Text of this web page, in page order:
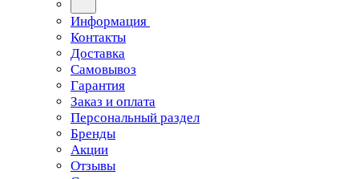
Информация
Контакты
Доставка
Самовывоз
Гарантия
Заказ и оплата
Персональный раздел
Бренды
Акции
Отзывы